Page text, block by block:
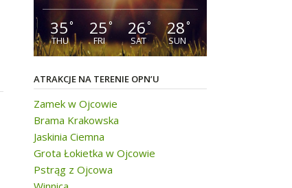
35°
THU
25°
FRI
26°
SAT
28°
SUN
ATRAKCJE NA TERENIE OPN’U
Zamek w Ojcowie
Brama Krakowska
Jaskinia Ciemna
Grota Łokietka w Ojcowie
Pstrąg z Ojcowa